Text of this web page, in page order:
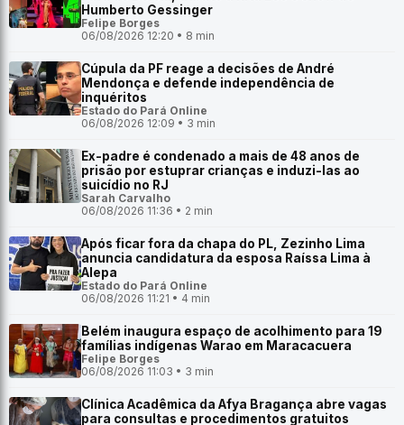
Humberto Gessinger
Felipe Borges
06/08/2026 12:20 • 8 min
Cúpula da PF reage a decisões de André
Mendonça e defende independência de
inquéritos
Estado do Pará Online
06/08/2026 12:09 • 3 min
Ex-padre é condenado a mais de 48 anos de
prisão por estuprar crianças e induzi-las ao
suicídio no RJ
Sarah Carvalho
06/08/2026 11:36 • 2 min
Após ficar fora da chapa do PL, Zezinho Lima
anuncia candidatura da esposa Raíssa Lima à
Alepa
Estado do Pará Online
06/08/2026 11:21 • 4 min
Belém inaugura espaço de acolhimento para 19
famílias indígenas Warao em Maracacuera
Felipe Borges
06/08/2026 11:03 • 3 min
Clínica Acadêmica da Afya Bragança abre vagas
para consultas e procedimentos gratuitos